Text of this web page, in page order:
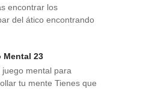
encontrar los
del ático encontrando
Mental 23
juego mental para
tu mente Tienes que